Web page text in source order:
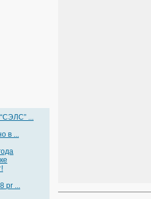
...
в ...
pr ...